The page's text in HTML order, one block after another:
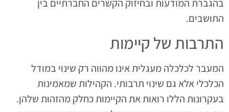
בהגברת המודעות ובחיזוק הקשרים החברתיים בין
התושבים.
התרבות של קיימות
המעבר לכלכלה מעגלית אינו מהווה רק שינוי במודל
הכלכלי אלא גם שינוי תרבותי. הקהילות שמאמינות
בעקרונות הללו רואות את הקיימות כחלק מהזהות שלהן.